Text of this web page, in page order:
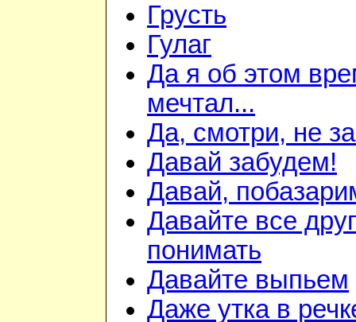
Грусть
Гулаг
Да я об этом
мечтал...
Да, смотри, не
Давай забудем!
Давай,
Давайте все
понимать
Давайте выпьем
Даже утка в